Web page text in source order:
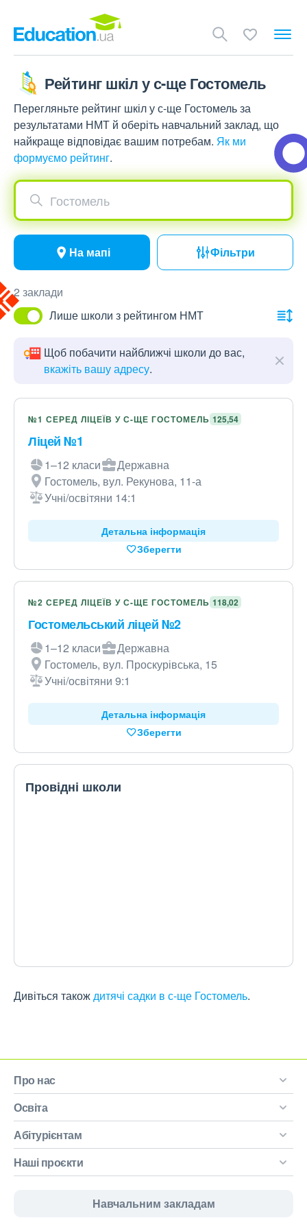
Рейтинг шкіл у с-ще Гостомель
Перегляньте рейтинг шкіл у с-ще Гостомель за
результатами НМТ й оберіть навчальний заклад, що
найкраще відповідає вашим потребам. Як ми
формуємо рейтинг.
Гостомель
На мапі Фільтри
2 заклади
Лише школи з рейтингом НМТ
Щоб побачити найближчі школи до вас,
вкажіть вашу адресу.
№1 СЕРЕД ЛІЦЕЇВ У С-ЩЕ ГОСТОМЕЛЬ 125,54
Ліцей №1
1–12 класи
Державна
Гостомель, вул. Рекунова, 11-а
Учні/освітяни 14:1
Детальна інформація
Зберегти
№2 СЕРЕД ЛІЦЕЇВ У С-ЩЕ ГОСТОМЕЛЬ 118,02
Гостомельський ліцей №2
1–12 класи
Державна
Гостомель, вул. Проскурівська, 15
Учні/освітяни 9:1
Детальна інформація
Зберегти
Провідні школи
Дивіться такождитячі садки в с-ще Гостомель.
Про нас
Освіта
Абітурієнтам
Наші проєкти
Навчальним закладам